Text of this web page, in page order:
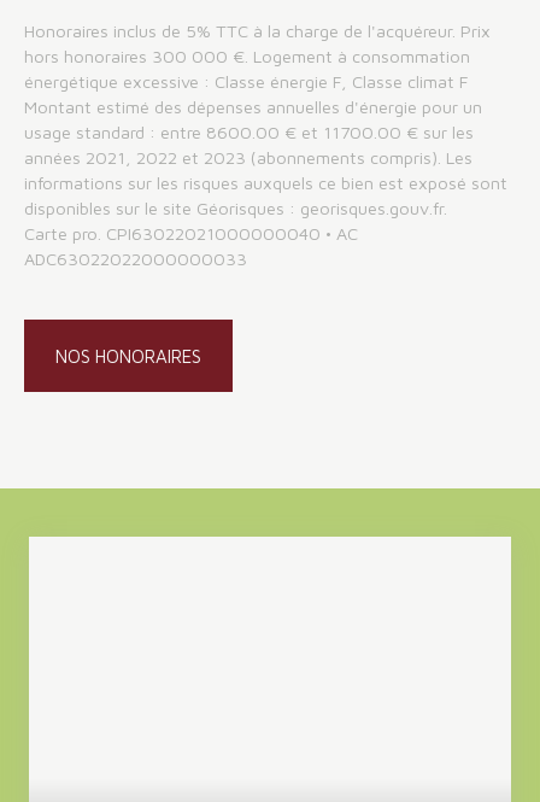
Honoraires inclus de 5% TTC à la charge de l'acquéreur. Prix
hors honoraires 300 000 €. Logement à consommation
énergétique excessive : Classe énergie F, Classe climat F
Montant estimé des dépenses annuelles d'énergie pour un
usage standard : entre 8600.00 € et 11700.00 € sur les
années 2021, 2022 et 2023 (abonnements compris). Les
informations sur les risques auxquels ce bien est exposé sont
disponibles sur le site Géorisques : georisques.gouv.fr.
Carte pro. CPI63022021000000040 • AC
ADC63022022000000033
NOS HONORAIRES